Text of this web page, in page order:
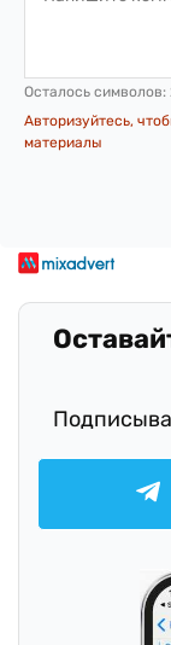
Осталось символов:
Авторизуйтесь,
материалы